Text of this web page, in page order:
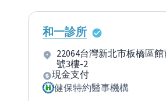
和一診所
22064台灣新北市板橋區館
號3樓-2
現金支付
健保特約醫事機構